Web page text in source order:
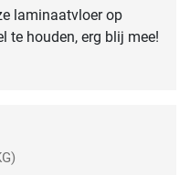
laminaatvloer op
te houden, erg blij mee!